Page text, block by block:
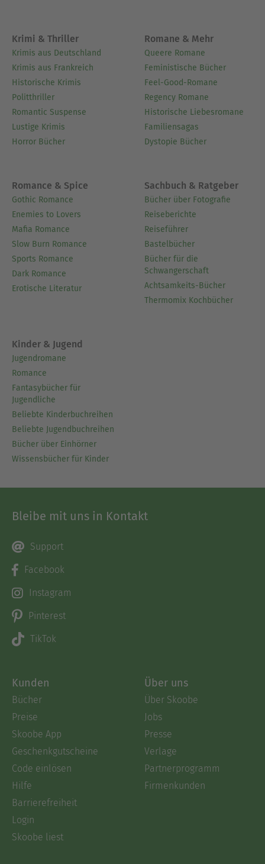
Krimi & Thriller
Krimis aus Deutschland
Krimis aus Frankreich
Historische Krimis
Politthriller
Romantic Suspense
Lustige Krimis
Horror Bücher
Romane & Mehr
Queere Romane
Feministische Bücher
Feel-Good-Romane
Regency Romane
Historische Liebesromane
Familiensagas
Dystopie Bücher
Romance & Spice
Gothic Romance
Enemies to Lovers
Mafia Romance
Slow Burn Romance
Sports Romance
Dark Romance
Erotische Literatur
Sachbuch & Ratgeber
Bücher über Fotografie
Reiseberichte
Reiseführer
Bastelbücher
Bücher für die
Schwangerschaft
Achtsamkeits-Bücher
Thermomix Kochbücher
Kinder & Jugend
Jugendromane
Romance
Fantasybücher für
Jugendliche
Beliebte Kinderbuchreihen
Beliebte Jugendbuchreihen
Bücher über Einhörner
Wissensbücher für Kinder
Bleibe mit uns in Kontakt
Support
Facebook
Instagram
Pinterest
TikTok
Kunden
Bücher
Preise
Skoobe App
Geschenkgutscheine
Code einlösen
Hilfe
Barrierefreiheit
Login
Skoobe liest
Über uns
Über Skoobe
Jobs
Presse
Verlage
Partnerprogramm
Firmenkunden